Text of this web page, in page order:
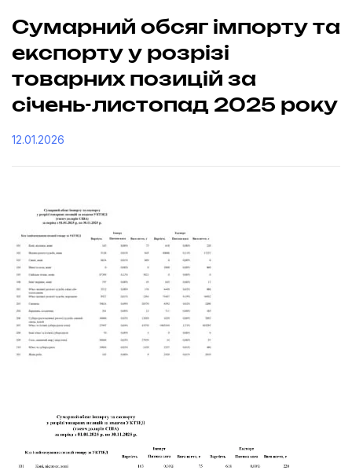
Сумарний обсяг імпорту та
експорту у розрізі
товарних позицій за
січень-листопад 2025 року
12.01.2026